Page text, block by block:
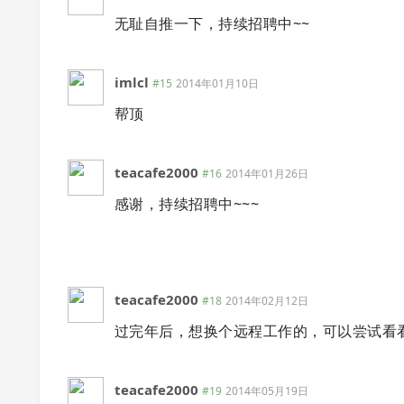
无耻自推一下，持续招聘中~~
imlcl #15 2014年01月10日
帮顶
teacafe2000 #16 2014年01月26日
感谢，持续招聘中~~~
teacafe2000 #18 2014年02月12日
过完年后，想换个远程工作的，可以尝试看
teacafe2000 #19 2014年05月19日